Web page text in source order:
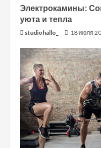
и
Электрокамины:
уюта и тепла
studiohallo_ 18 июля